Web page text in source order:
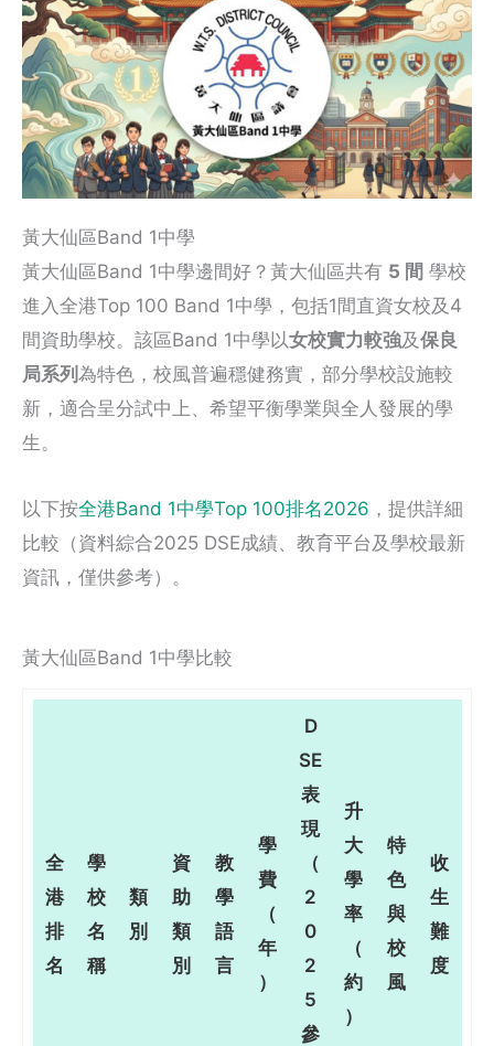
黃大仙區Band 1中學
黃大仙區Band 1中學邊間好？黃大仙區共有 5 間 學校
進入全港Top 100 Band 1中學，包括1間直資女校及4
間資助學校。該區Band 1中學以女校實力較強及保良
局系列 為特色，校風普遍穩健務實，部分學校設施較
新，適合呈分試中上、希望平衡學業與全人發展的學
生。
以下按全港Band 1中學Top 100排名2026 ，提供詳細
比較（資料綜合2025 DSE成績、教育平台及學校最新
資訊，僅供參考）。
黃大仙區Band 1中學比較
全
港
排
名
學
校
名
稱
類
別
資
助
類
別
教
學
語
言
學
費
（
年
）
D
SE
表
現
（
2
0
2
5
參
升
大
學
率
（
約
）
特
色
與
校
風
收
生
難
度